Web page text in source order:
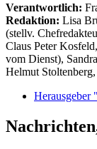
Verantwortlich:
Redaktion: Lisa
(stellv.
Claus Peter
vom Dienst),
Helmut
Herausgeber